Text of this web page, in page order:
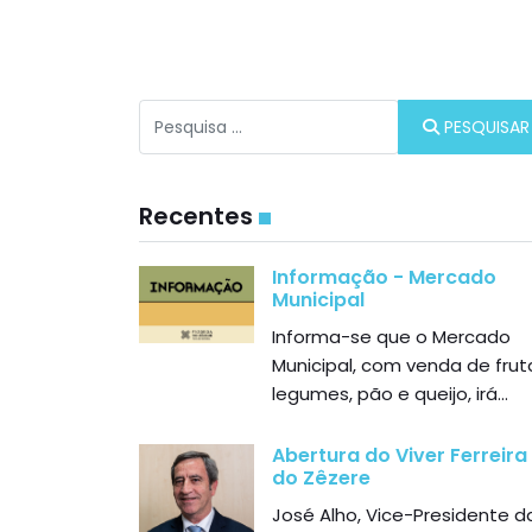
PESQUISAR
Recentes
Informação - Mercado
Municipal
Informa-se que o Mercado
Municipal, com venda de
legumes, pão e queijo, irá...
Abertura do Viver Ferreira
do Zêzere
José Alho, Vice-Presidente